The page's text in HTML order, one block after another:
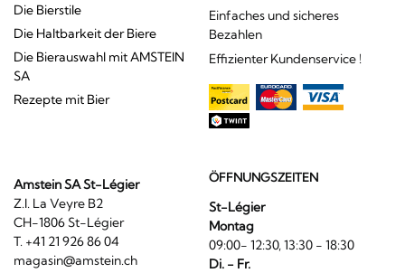
Die Bierstile
Die Haltbarkeit der Biere
Die Bierauswahl mit AMSTEIN
SA
Rezepte mit Bier
Einfaches und sicheres
Bezahlen
Effizienter Kundenservice !
Amstein SA St-Légier
Z.I. La Veyre B2
CH-1806 St-Légier
T. +41 21 926 86 04
magasin@amstein.ch
ÖFFNUNGSZEITEN
St-Légier
Montag
09:00- 12:30, 13:30 - 18:30
Di. - Fr.